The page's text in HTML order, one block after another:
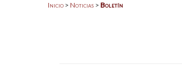
Inicio > Noticias > Boletín